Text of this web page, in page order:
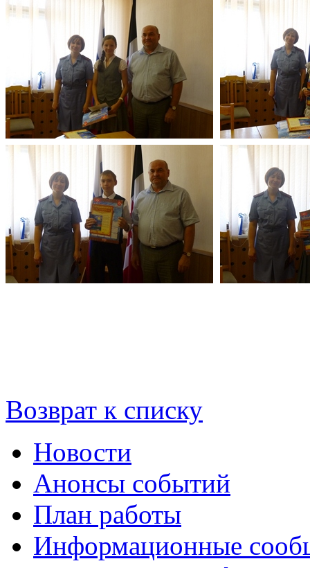
Возврат к списку
Новости
Анонсы событий
План работы
Информационные